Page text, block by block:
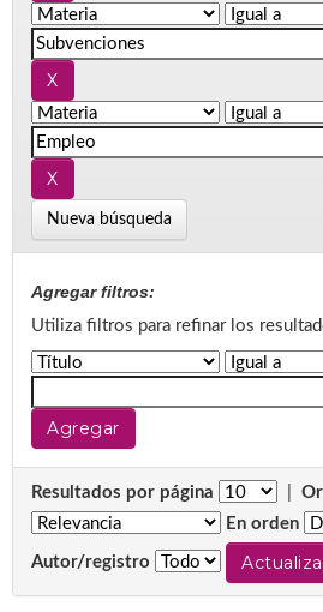
Nueva búsqueda
Agregar filtros:
Utiliza filtros para refinar los
Resultados por página
En orden
Autor/registro